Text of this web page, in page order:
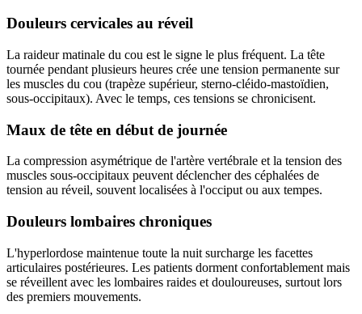
Douleurs cervicales au réveil
La raideur matinale du cou est le signe le plus fréquent. La tête
tournée pendant plusieurs heures crée une tension permanente sur
les muscles du cou (trapèze supérieur, sterno-cléido-mastoïdien,
sous-occipitaux). Avec le temps, ces tensions se chronicisent.
Maux de tête en début de journée
La compression asymétrique de l'artère vertébrale et la tension des
muscles sous-occipitaux peuvent déclencher des céphalées de
tension au réveil, souvent localisées à l'occiput ou aux tempes.
Douleurs lombaires chroniques
L'hyperlordose maintenue toute la nuit surcharge les facettes
articulaires postérieures. Les patients dorment confortablement mais
se réveillent avec les lombaires raides et douloureuses, surtout lors
des premiers mouvements.